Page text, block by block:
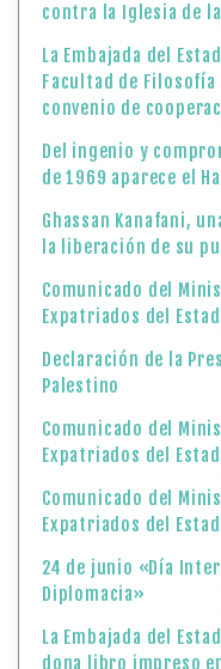
contra la Iglesia de
La Embajada del
Facultad de Filosofía
convenio de
Del ingenio y
de 1969 aparece el
Ghassan Kanafani,
la liberación de su
Comunicado del
Expatriados del
Declaración de la
Palestino
Comunicado del
Expatriados del
Comunicado del
Expatriados del
24 de junio «Día
Diplomacia»
La Embajada del
dona libro impreso